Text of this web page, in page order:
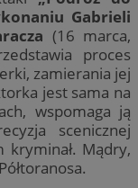
Gabrieli
(16 marca,
proces
zamierania jej
jest sama na
wspomaga ją
scenicznej
kryminał. Mądry,